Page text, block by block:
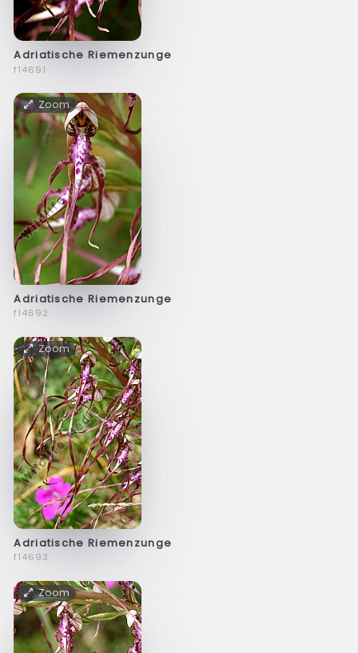
Adriatische Riemenzunge
f14691
Zoom
Adriatische Riemenzunge
f14692
Zoom
Adriatische Riemenzunge
f14693
Zoom